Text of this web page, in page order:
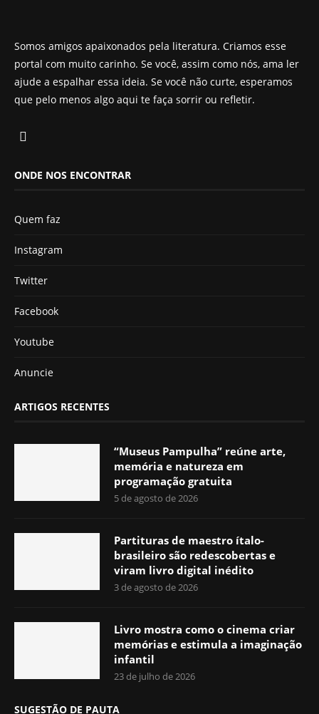
Somos amigos apaixonados pela literatura. Criamos esse
portal com muito carinho. Se você, assim como nós, ama ler
ajude a espalhar essa ideia. Se você não curte, esperamos
que pelo menos algo aqui te faça sorrir ou refletir.
ONDE NOS ENCONTRAR
Quem faz
Instagram
Twitter
Facebook
Youtube
Anuncie
ARTIGOS RECENTES
“Museus Pampulha” reúne arte,
memória e natureza em
programação gratuita
5 de agosto de 2026
Partituras de maestro ítalo-
brasileiro são redescobertas e
viram livro digital inédito
3 de agosto de 2026
Livro mostra como o cinema criar
memórias e estimula a imaginação
infantil
23 de julho de 2026
SUGESTÃO DE PAUTA